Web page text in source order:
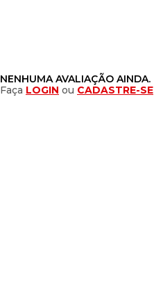
NENHUMA AVALIAÇÃO AINDA.
Faça LOGIN ou CADASTRE-SE